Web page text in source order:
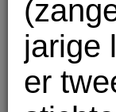
jarige
er